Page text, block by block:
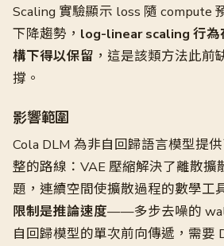
Scaling 實驗顯示 loss 隨 compute
下降趨勢， log-linear scaling 行為
構下得以保留 ，這是該類方法此前
撐。
影響範圍
Cola DLM 為非自回歸語言模型提
整的路線：VAE 壓縮解決了離散擴
題，連續空間使擴散過程的數學工
限制是推論速度——多步去噪的
自回歸模型的單次前向傳遞，需要